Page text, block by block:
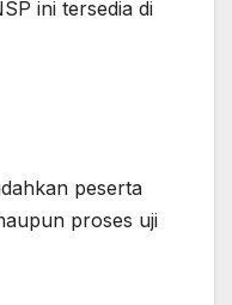
ini tersedia di
peserta
proses uji